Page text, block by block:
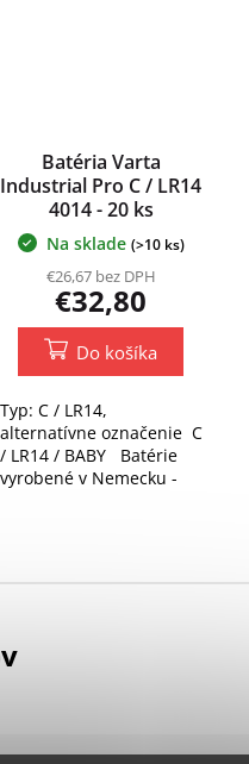
Batéria Varta
Industrial Pro C / LR14
4014 - 20 ks
Na sklade (>10 ks)
€26,67 bez DPH
€32,80
Do košíka
Typ: C / LR14,
alternatívne označenie C
/ LR14 / BABY Batérie
vyrobené v Nemecku -